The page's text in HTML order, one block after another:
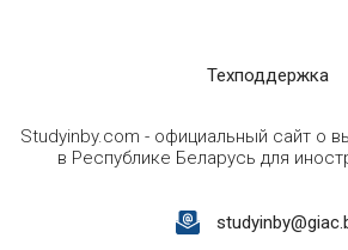
Техподдержка
Studyinby.com - официальный сайт о
в Республике Беларусь для